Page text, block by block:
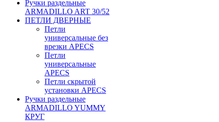
Ручки раздельные
ARMADILLO ART 30/52
ПЕТЛИ ДВЕРНЫЕ
Петли
универсальные без
врезки APECS
Петли
универсальные
APECS
Петли скрытой
установки APECS
Ручки раздельные
ARMADILLO YUMMY
КРУГ